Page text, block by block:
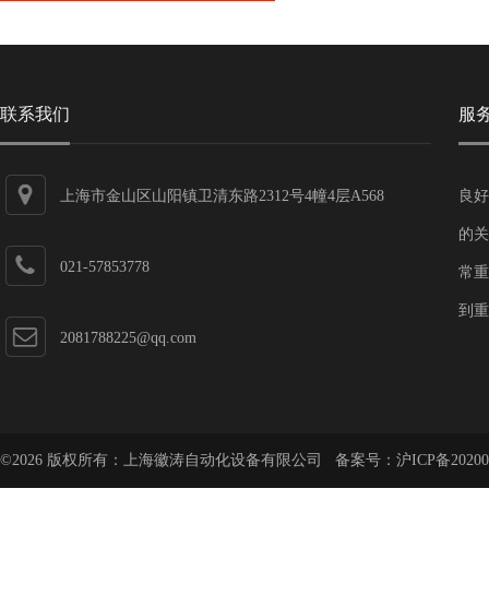
联系我们
上海市金山区山阳镇卫清东路2312号4幢4层A568
021-57853778
2081788225@qq.com
服
良
的
常
到
©2026 版权所有：上海徽涛自动化设备有限公司 备案号： 沪ICP备